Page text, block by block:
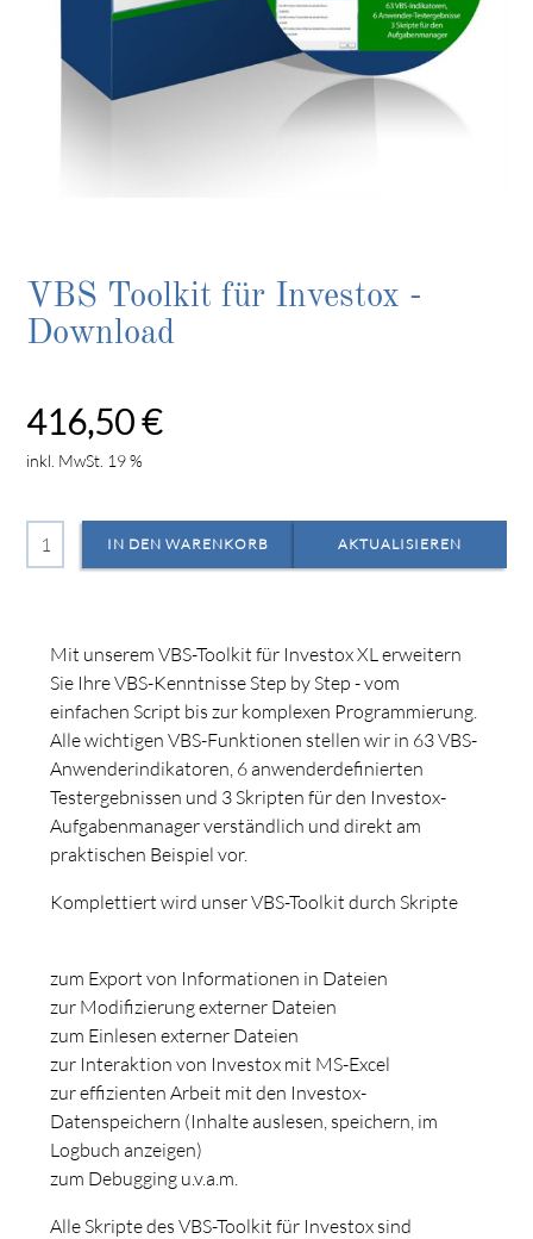
VBS Toolkit für Investox -
Download
416,50€
inkl. MwSt. 19 %
Mit unserem VBS-Toolkit für Investox XL erweitern
Sie Ihre VBS-Kenntnisse Step by Step - vom
einfachen Script bis zur komplexen Programmierung.
Alle wichtigen VBS-Funktionen stellen wir in 63 VBS-
Anwenderindikatoren, 6 anwenderdefinierten
Testergebnissen und 3 Skripten für den Investox-
Aufgabenmanager verständlich und direkt am
praktischen Beispiel vor.
Komplettiert wird unser VBS-Toolkit durch Skripte
zum Export von Informationen in Dateien
zur Modifizierung externer Dateien
zum Einlesen externer Dateien
zur Interaktion von Investox mit MS-Excel
zur effizienten Arbeit mit den Investox-
Datenspeichern (Inhalte auslesen, speichern, im
Logbuch anzeigen)
zum Debugging u.v.a.m.
Alle Skripte des VBS-Toolkit für Investox sind